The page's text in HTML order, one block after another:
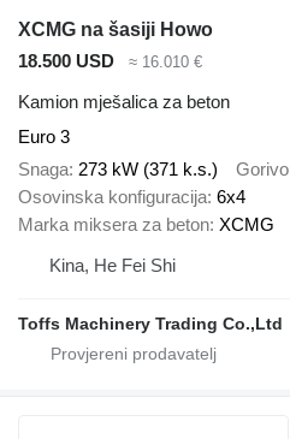
XCMG na šasiji Howo
18.500 USD
≈ 16.010 €
Kamion mješalica za beton
Euro 3
Snaga 273 kW (371 k.s.) Gorivo
Osovinska konfiguracija 6x4
Marka miksera za beton XCMG
Kina, He Fei Shi
Toffs Machinery Trading Co.,Ltd